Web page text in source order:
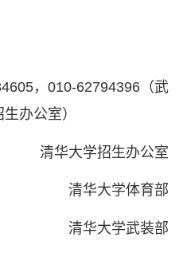
，010-62794396（武
办公室）
清华大学招生办公室
清华大学体育部
清华大学武装部